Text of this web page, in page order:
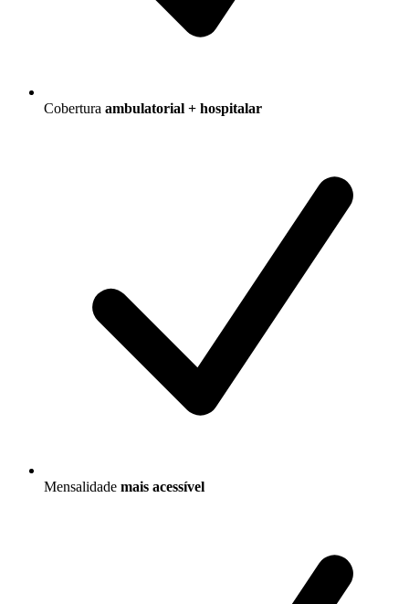
Cobertura ambulatorial + hospitalar
Mensalidade mais acessível